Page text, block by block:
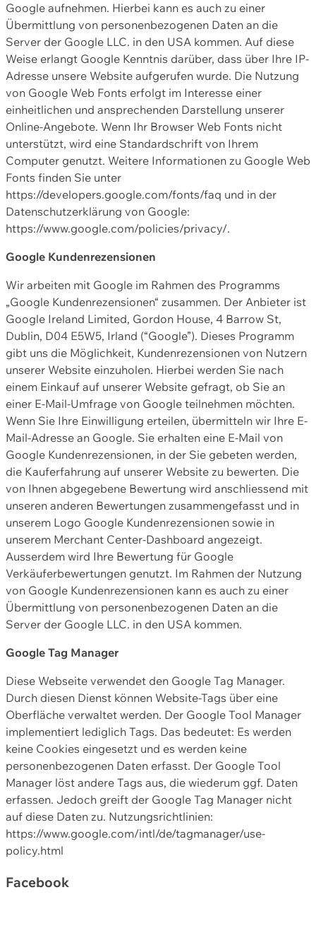
Google aufnehmen. Hierbei kann es auch zu einer
Übermittlung von personenbezogenen Daten an die
Server der Google LLC. in den USA kommen. Auf diese
Weise erlangt Google Kenntnis darüber, dass über Ihre IP-
Adresse unsere Website aufgerufen wurde. Die Nutzung
von Google Web Fonts erfolgt im Interesse einer
einheitlichen und ansprechenden Darstellung unserer
Online-Angebote. Wenn Ihr Browser Web Fonts nicht
unterstützt, wird eine Standardschrift von Ihrem
Computer genutzt. Weitere Informationen zu Google Web
Fonts finden Sie unter
https://developers.google.com/fonts/faq und in der
Datenschutzerklärung von Google:
https://www.google.com/policies/privacy/.
Google Kundenrezensionen
Wir arbeiten mit Google im Rahmen des Programms
„Google Kundenrezensionen“ zusammen. Der Anbieter ist
Google Ireland Limited, Gordon House, 4 Barrow St,
Dublin, D04 E5W5, Irland (“Google”). Dieses Programm
gibt uns die Möglichkeit, Kundenrezensionen von Nutzern
unserer Website einzuholen. Hierbei werden Sie nach
einem Einkauf auf unserer Website gefragt, ob Sie an
einer E-Mail-Umfrage von Google teilnehmen möchten.
Wenn Sie Ihre Einwilligung erteilen, übermitteln wir Ihre E-
Mail-Adresse an Google. Sie erhalten eine E-Mail von
Google Kundenrezensionen, in der Sie gebeten werden,
die Kauferfahrung auf unserer Website zu bewerten. Die
von Ihnen abgegebene Bewertung wird anschliessend mit
unseren anderen Bewertungen zusammengefasst und in
unserem Logo Google Kundenrezensionen sowie in
unserem Merchant Center-Dashboard angezeigt.
Ausserdem wird Ihre Bewertung für Google
Verkäuferbewertungen genutzt. Im Rahmen der Nutzung
von Google Kundenrezensionen kann es auch zu einer
Übermittlung von personenbezogenen Daten an die
Server der Google LLC. in den USA kommen.
Google Tag Manager
Diese Webseite verwendet den Google Tag Manager.
Durch diesen Dienst können Website-Tags über eine
Oberfläche verwaltet werden. Der Google Tool Manager
implementiert lediglich Tags. Das bedeutet: Es werden
keine Cookies eingesetzt und es werden keine
personenbezogenen Daten erfasst. Der Google Tool
Manager löst andere Tags aus, die wiederum ggf. Daten
erfassen. Jedoch greift der Google Tag Manager nicht
auf diese Daten zu. Nutzungsrichtlinien:
https://www.google.com/intl/de/tagmanager/use-
policy.html
Facebook